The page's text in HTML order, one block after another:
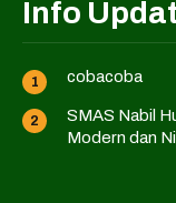
Info
cobacoba
SMAS Nabil
Modern dan